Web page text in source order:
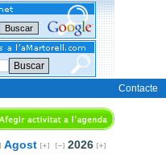
Buscar
Contacte
Agost 2026